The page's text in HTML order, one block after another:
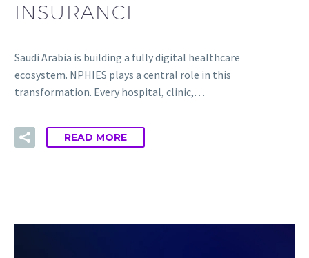
INSURANCE
Saudi Arabia is building a fully digital healthcare
ecosystem. NPHIES plays a central role in this
transformation. Every hospital, clinic,…
READ MORE